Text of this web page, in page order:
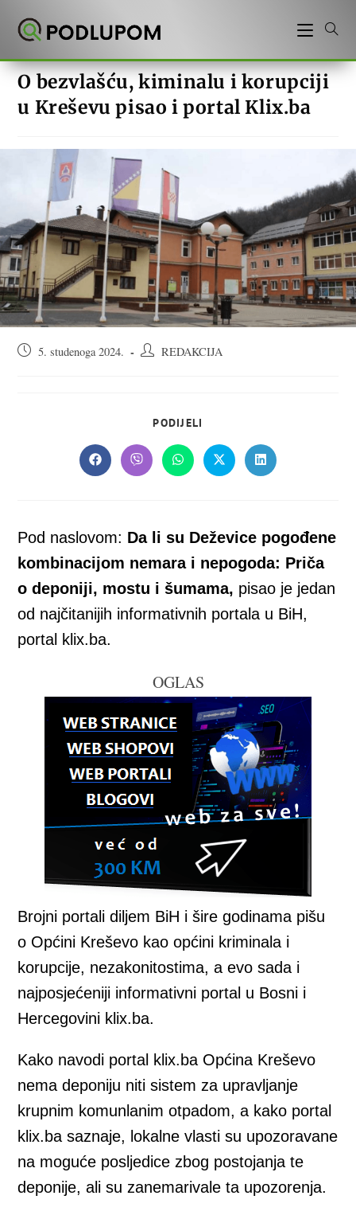
O bezvlašću, kiminalu i korupciji
u Kreševu pisao i portal Klix.ba
Objava5. studenoga 2024.
AutorREDAKCIJA
PODIJELI
CONTENT
Opens
in
Opens
in
Opens
in
Opens
in
Opens
in
Pod naslovom: Da li su Deževice pogođene
kombinacijom nemara i nepogoda: Priča
o deponiji, mostu i šumama, pisao je jedan
od najčitanijih informativnih portala u BiH,
portal klix.ba.
OGLAS
Brojni portali diljem BiH i šire godinama pišu
o Općini Kreševo kao općini kriminala i
korupcije, nezakonitostima, a evo sada i
najposjećeniji informativni portal u Bosni i
Hercegovini klix.ba.
Kako navodi portal klix.ba Općina Kreševo
nema deponiju niti sistem za upravljanje
krupnim komunlanim otpadom, a kako portal
klix.ba saznaje, lokalne vlasti su upozoravane
na moguće posljedice zbog postojanja te
deponije, ali su zanemarivale ta upozorenja.